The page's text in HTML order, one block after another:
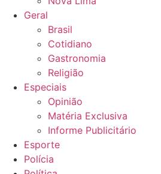
Geral
Brasil
Cotidiano
Gastronomia
Religião
Especiais
Opinião
Matéria Exclusiva
Informe Publicitário
Esporte
Polícia